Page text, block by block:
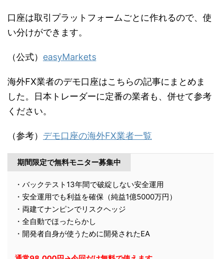
口座は取引プラットフォームごとに作れるので、使
い分けができます。
（公式） easyMarkets
海外FX業者のデモ口座はこちらの記事にまとめま
した。日本トレーダーに定番の業者も、併せて参考
ください。
（参考） デモ口座の海外FX業者一覧
期間限定で無料モニター募集中
・バックテスト13年間で破綻しない安全運用
・安全運用でも利益を確保（純益1億5000万円）
・両建てナンピンでリスクヘッジ
・全自動でほったらかし
・開発者自身が使うために開発されたEA